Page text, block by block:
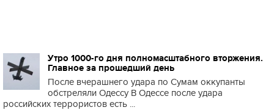
Утро 1000-го дня полномасштабного вторжения.
Главное за прошедший день
После вчерашнего удара по Сумам оккупанты
обстреляли Одессу В Одессе после удара
российских террористов есть ...